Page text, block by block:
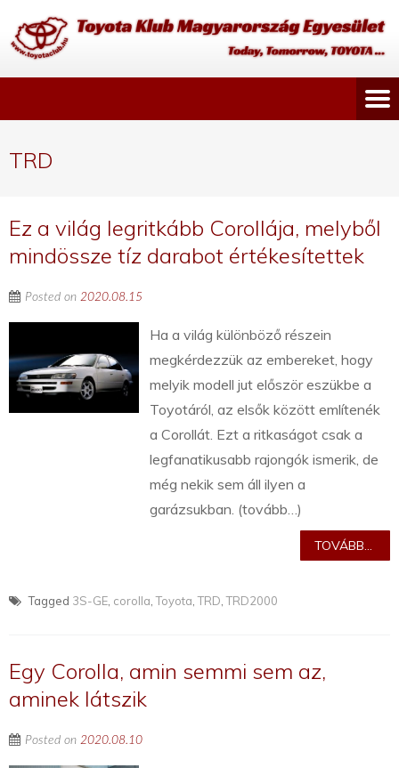
TRD
Ez a világ legritkább Corollája, melyből
mindössze tíz darabot értékesítettek
Posted on 2020.08.15
Ha a világ különböző részein
megkérdezzük az embereket, hogy
melyik modell jut először eszükbe a
Toyotáról, az elsők között említenék
a Corollát. Ezt a ritkaságot csak a
legfanatikusabb rajongók ismerik, de
még nekik sem áll ilyen a
garázsukban. (tovább…)
TOVÁBB...
Tagged 3S-GE corolla ,Toyota ,TRD ,TRD2000
Egy Corolla, amin semmi sem az,
aminek látszik
Posted on 2020.08.10